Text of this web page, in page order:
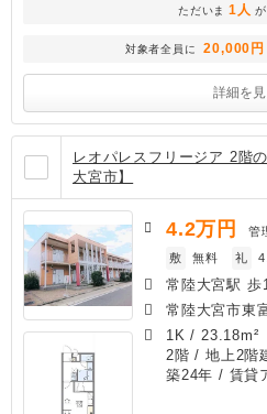
ただいま 1人
対象者全員に 20,000円
詳細を
レオパレスフリージア 2階
大宮市】
4.2万円 管
敷
無料 礼
常陸大宮駅 歩
常陸大宮市東
1K / 23.18m²
2階 / 地上2階
築24年 / 賃貸